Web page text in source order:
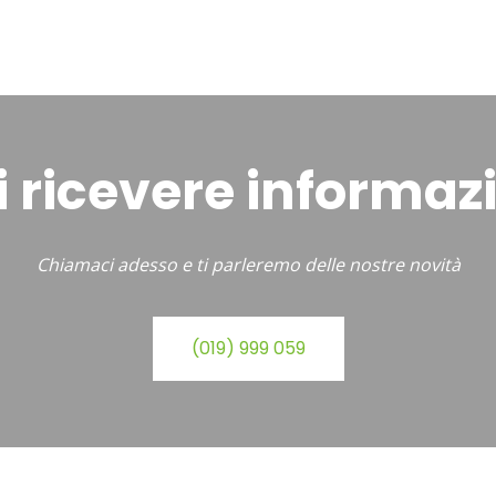
ricevere
Chiamaci adesso e ti parleremo delle nostre novità
(019) 999 059